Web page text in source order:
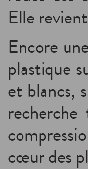
Elle
Encore
plastique
et blancs,
cœur des